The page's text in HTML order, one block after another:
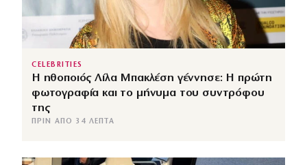
CELEBRITIES
Η ηθοποιός Λίλα Μπακλέση γέννησε: Η πρώτη
φωτογραφία και το μήνυμα του συντρόφου
της
ΠΡΙΝ ΑΠΌ 34 ΛΕΠΤΆ